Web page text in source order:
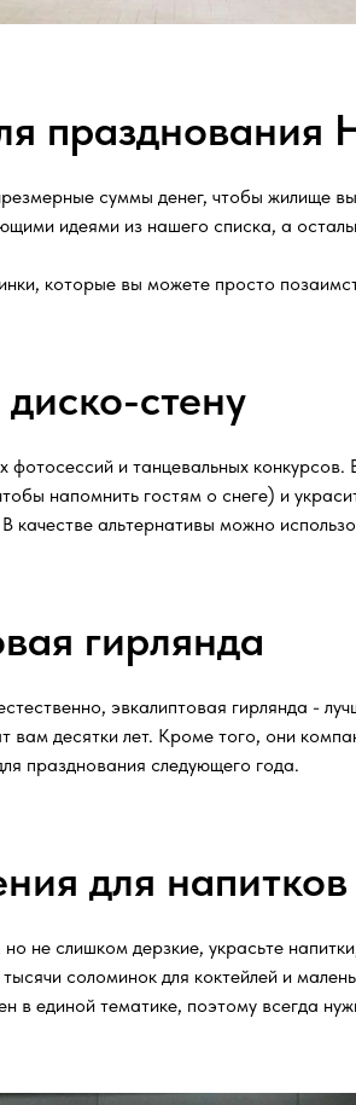
празднования
суммы денег, чтобы жилище
идеями из нашего списка, а
которые вы можете просто
стену
и танцевальных конкурсов.
напомнить гостям о снеге) и
альтернативы можно
гирлянда
эвкалиптовая гирлянда -
вам десятки лет. Кроме того, они
празднования следующего года.
для напитков
не слишком дерзкие, украсьте
соломинок для коктейлей и
единой тематике, поэтому всегда